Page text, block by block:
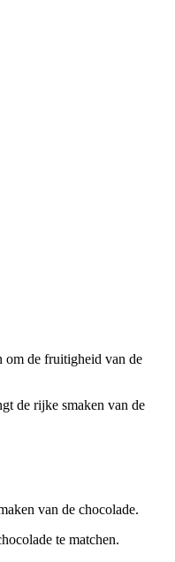
om de fruitigheid van de
de rijke smaken van de
van de chocolade.
te matchen.